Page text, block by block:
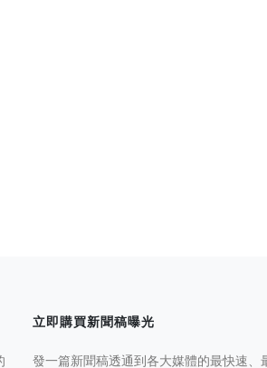
立即購買新聞稿曝光
發一篇新聞稿透通到各大媒體的最快速、